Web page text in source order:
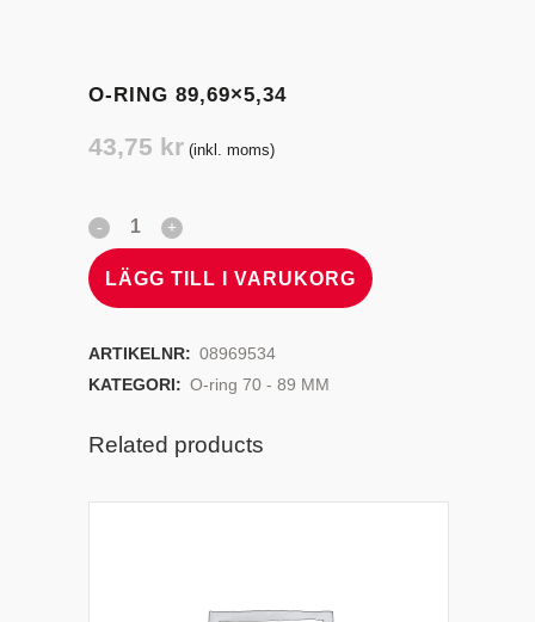
O-RING 89,69×5,34
43,75 kr (inkl. moms)
LÄGG TILL I VARUKORG
ARTIKELNR: 08969534
KATEGORI: O-ring 70 - 89 MM
Related products